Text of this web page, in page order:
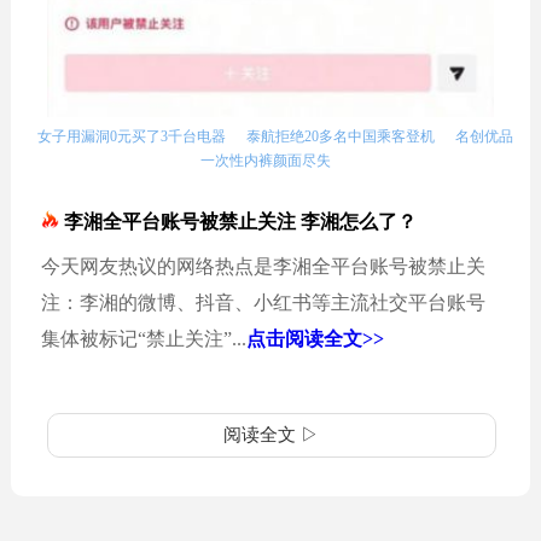
女子用漏洞0元买了3千台电器 泰航拒绝20多名中国乘客登机
名创优品
一次性内裤颜面尽失
李湘全平台账号被禁止关注 李湘怎么了？
今天网友热议的网络热点是李湘全平台账号被禁止关
注：李湘的微博、抖音、小红书等主流社交平台账号
集体被标记“禁止关注”...点击阅读全文>>
阅读全文 ▷